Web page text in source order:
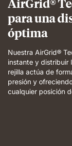
para una
óptima
Nuestra AirGrid®
instante y distribuir
rejilla actúa de
presión y
cualquier posición